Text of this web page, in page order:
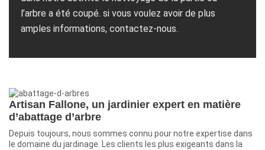
l’arbre a été coupé. si vous voulez avoir de plus
amples informations, contactez-nous.
Artisan Fallone, un jardinier expert en matière
d’abattage d’arbre
Depuis toujours, nous sommes connu pour notre expertise dans
le domaine du jardinage. Les clients les plus exigeants dans la